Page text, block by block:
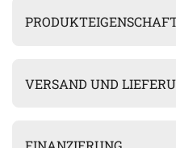
VERSAND UND